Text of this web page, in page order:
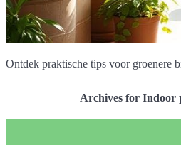
Ontdek praktische tips voor groenere
Archives for Indoor